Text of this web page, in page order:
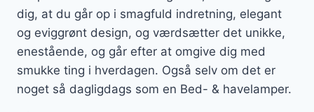
dig, at du går op i smagfuld indretning, elegant
og eviggrønt design, og værdsætter det unikke,
enestående, og går efter at omgive dig med
smukke ting i hverdagen. Også selv om det er
noget så dagligdags som en Bed- & havelamper.